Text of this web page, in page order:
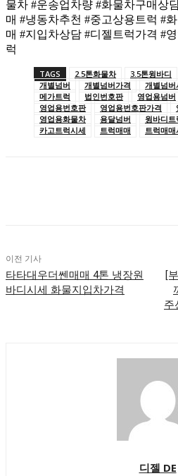
물차 #운송업차량 #화물차구매상
매 #냉동차추천 #중고상용트럭 #
매 #지입차상담 #디젤트럭가격 #
럭
TAGS 2.5톤화물차 3.5톤윙바디
개별넘버
개별넘버가격 개별넘버
메가트럭
법인번호판 영업용넘버
영업용번호판
영업용번호판가격
영업용화물차
용달넘버 윙바디트
카고트럭시세
트럭매매 트럭매매
이전 기사
타타대우더쎈매매 4톤 냉장원
바디시세 화물지입차가격
[
주
디젤 DE